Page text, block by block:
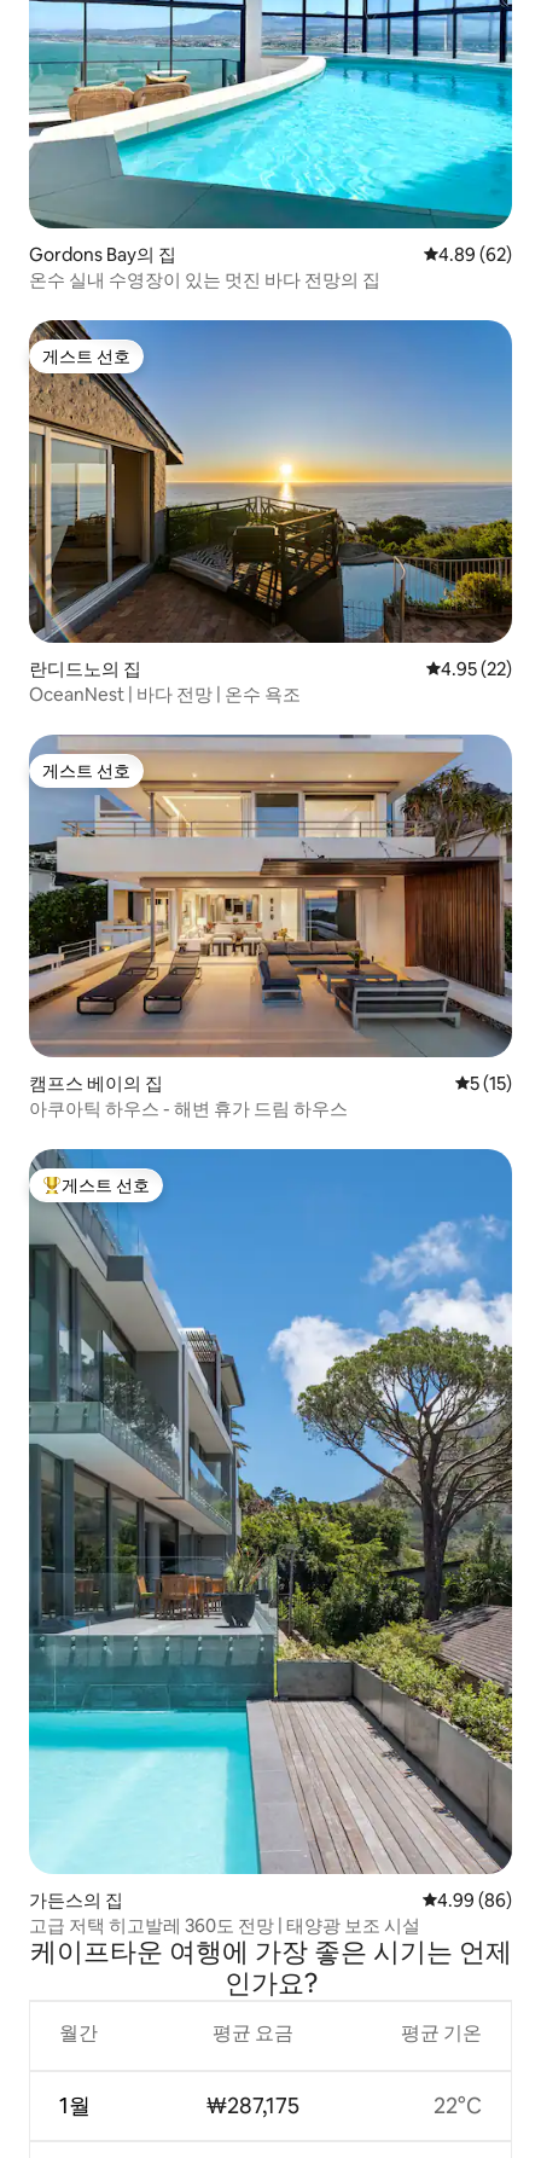
Gordons Bay의 집 평점 4.89점(5
4.89 (62)
온수 실내 수영장이 있는 멋진 바다 전망의 집
게스트 선호
게스트 선호
란디드노의 집 평점 4.95점(5
4.95 (22)
OceanNest | 바다 전망 | 온수 욕조
게스트 선호
게스트 선호
캠프스 베이의 집 평점 5점
5 (15)
아쿠아틱 하우스 - 해변 휴가 드림 하우스
상위 게스트 선호
게스트 선호
가든스의 집 평점 4.99점(5
4.99 (86)
고급 저택 히고발레 360도 전망 | 태양광 보조 시설
케이프타운 여행에 가장 좋은 시기는 언제
인가요?
월간
1월
평균 요금
₩287,175
평균 기온
22°C